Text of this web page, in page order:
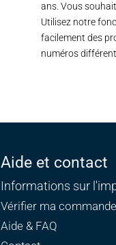
ans. Vous
Utilisez notre
facilement des
numéros
Aide et contact
Informations sur
Vérifier ma commande
Aide & FAQ